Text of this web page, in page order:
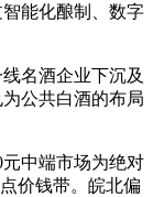
能化酿制、数字
名酒企业下沉及
公共白酒的布局
中端市场为绝对
价钱带。皖北偏